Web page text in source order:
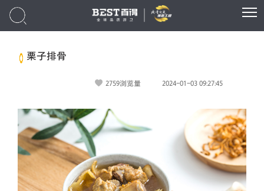
栗子排骨
2759浏览量 2024-01-03 09:27:45